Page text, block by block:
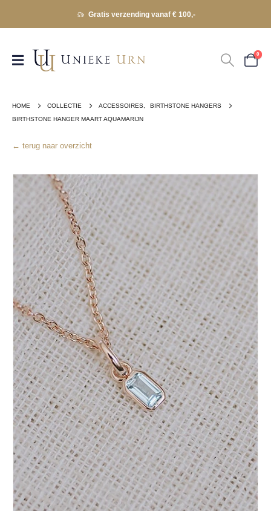
Gratis verzending vanaf € 100,-
0
HOME COLLECTIE ACCESSOIRES
BIRTHSTONE HANGERS
BIRTHSTONE HANGER MAART AQUAMARIJN
← terug naar overzicht